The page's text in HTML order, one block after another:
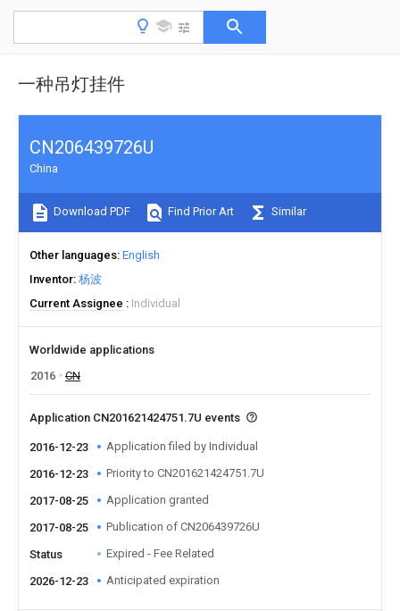
一种吊灯挂件
CN206439726U
China
Download PDF Find Prior Art Similar
Other languages English
Inventor 杨波
Current Assignee
Individual
Worldwide applications
2016
CN
Application CN201621424751.7U events
2016-12-23 Application filed by Individual
2016-12-23 Priority to CN201621424751.7U
2017-08-25 Application granted
2017-08-25 Publication of CN206439726U
Status Expired - Fee Related
2026-12-23 Anticipated expiration